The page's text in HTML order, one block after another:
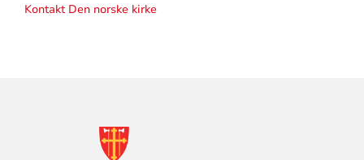
Kontakt Den norske kirke